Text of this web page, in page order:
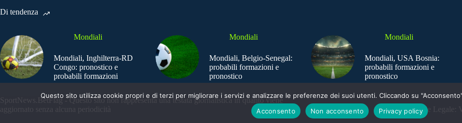
Di tendenza
Mondiali
Mondiali, Inghilterra-RD
Congo: pronostico e
probabili formazioni
Mondiali
Mondiali, Belgio-Senegal:
probabili formazioni e
pronostico
Mondiali
Mondiali, USA Bosnia:
probabili formazioni e
pronostico
SportNews.BetFlag - Questo sito non rappresenta una testata giornalistica in quanto viene
aggiornato senza alcuna periodicità
Sede Legale:
Questo sito utilizza cookie propri e di terzi per migliorare i servizi e analizzare le preferenze dei suoi utenti. Cliccando su
Acconsento
Non acconsento Privacy policy